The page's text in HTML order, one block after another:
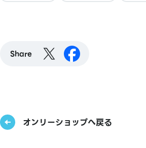
Share
オンリーショップへ戻る